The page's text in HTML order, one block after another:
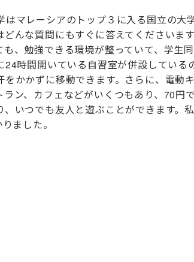
マレーシアのトップ３に入る国立の大
んな質問にもすぐに答えてくださいま
、勉強できる環境が整っていて、学生
時間開いている自習室が併設してい
かかずに移動できます。さらに、電動
ン、カフェなどがいくつもあり、70円
いつでも友人と遊ぶことができます。
ました。